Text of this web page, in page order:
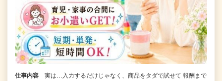
仕事内容
実は…入力するだけじゃなく、商品をタダで試せて 報酬まで